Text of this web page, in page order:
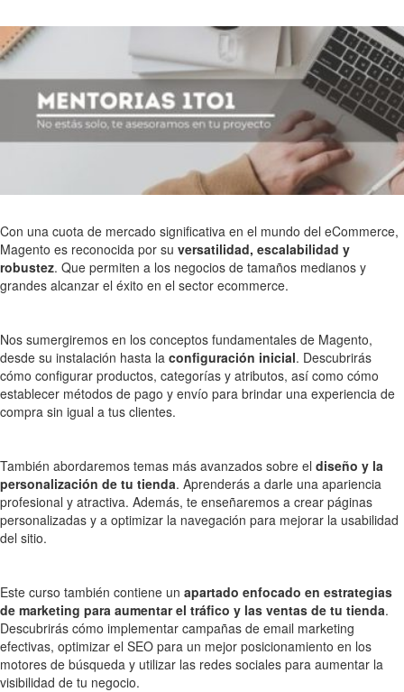
Con una cuota de mercado significativa en el mundo del eCommerce,
Magento es reconocida por su versatilidad, escalabilidad y
robustez. Que permiten a los negocios de tamaños medianos y
grandes alcanzar el éxito en el sector ecommerce.
Nos sumergiremos en los conceptos fundamentales de Magento,
desde su instalación hasta la configuración inicial. Descubrirás
cómo configurar productos, categorías y atributos, así como cómo
establecer métodos de pago y envío para brindar una experiencia de
compra sin igual a tus clientes.
También abordaremos temas más avanzados sobre el diseño y la
personalización de tu tienda. Aprenderás a darle una apariencia
profesional y atractiva. Además, te enseñaremos a crear páginas
personalizadas y a optimizar la navegación para mejorar la usabilidad
del sitio.
Este curso también contiene un apartado enfocado en estrategias
de marketing para aumentar el tráfico y las ventas de tu tienda.
Descubrirás cómo implementar campañas de email marketing
efectivas, optimizar el SEO para un mejor posicionamiento en los
motores de búsqueda y utilizar las redes sociales para aumentar la
visibilidad de tu negocio.